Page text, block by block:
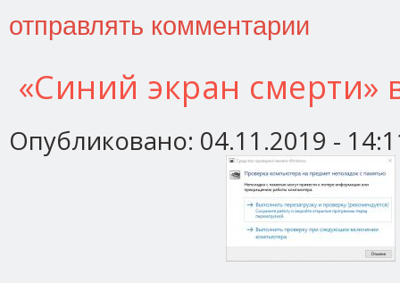
отправлять комментарии
«Синий экран смерти»
Опубликовано: 04.11.2019 -